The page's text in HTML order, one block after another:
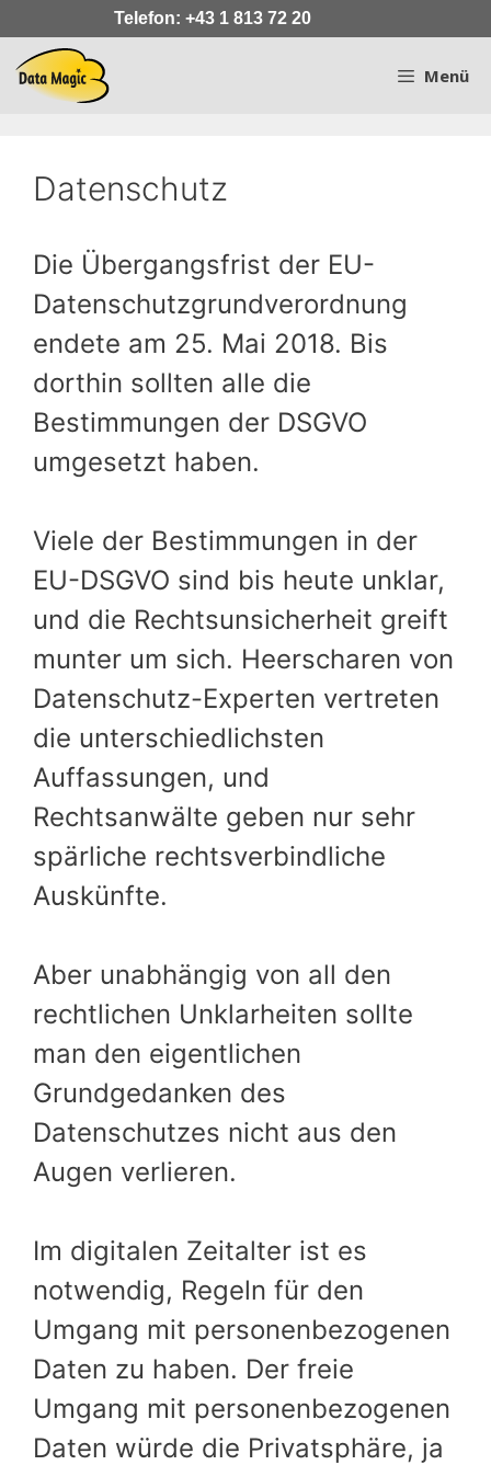
Inhalt
springen
Telefon: +43 1 813 72 20
Menü
Datenschutz
Die Übergangsfrist der EU-
Datenschutzgrundverordnung
endete am 25. Mai 2018. Bis
dorthin sollten alle die
Bestimmungen der DSGVO
umgesetzt haben.
Viele der Bestimmungen in der
EU-DSGVO sind bis heute unklar,
und die Rechtsunsicherheit greift
munter um sich. Heerscharen von
Datenschutz-Experten vertreten
die unterschiedlichsten
Auffassungen, und
Rechtsanwälte geben nur sehr
spärliche rechtsverbindliche
Auskünfte.
Aber unabhängig von all den
rechtlichen Unklarheiten sollte
man den eigentlichen
Grundgedanken des
Datenschutzes nicht aus den
Augen verlieren.
Im digitalen Zeitalter ist es
notwendig, Regeln für den
Umgang mit personenbezogenen
Daten zu haben. Der freie
Umgang mit personenbezogenen
Daten würde die Privatsphäre, ja